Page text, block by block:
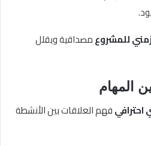
للمشروعمصداقية ويقلل
فهم العلاقات بين الأنشطة